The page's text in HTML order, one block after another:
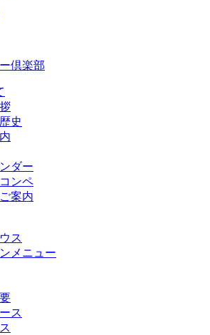
史
ダー
ンペ
案内
ス
メニュー
ス